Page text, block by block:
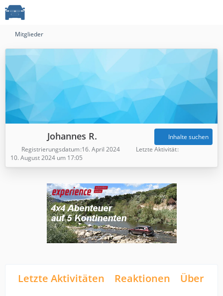
Mitglieder
Johannes R.
Inhalte suchen
Registrierungsdatum 16. April 2024
Letzte Aktivität
10. August 2024 um 17:05
Letzte Aktivitäten Reaktionen Über